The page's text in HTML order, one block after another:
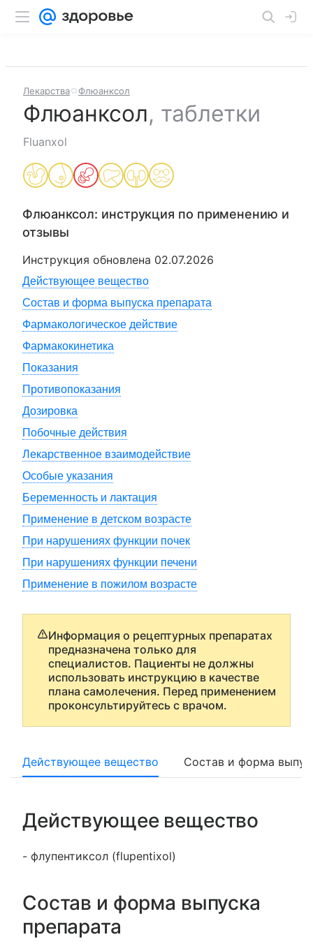
Лекарства Флюанксол
Флюанксол, таблетки
Fluanxol
Флюанксол: инструкция по применению и
отзывы
Инструкция обновлена 02.07.2026
Действующее вещество
Состав и форма выпуска препарата
Фармакологическое действие
Фармакокинетика
Показания
Противопоказания
Дозировка
Побочные действия
Лекарственное взаимодействие
Особые указания
Беременность и лактация
Применение в детском возрасте
При нарушениях функции почек
При нарушениях функции печени
Применение в пожилом возрасте
Информация о рецептурных препаратах
предназначена только для
специалистов. Пациенты не должны
использовать инструкцию в качестве
плана самолечения. Перед применением
проконсультируйтесь с врачом.
Действующее вещество Состав и форма
Действующее вещество
- флупентиксол (flupentixol)
Состав и форма выпуска
препарата